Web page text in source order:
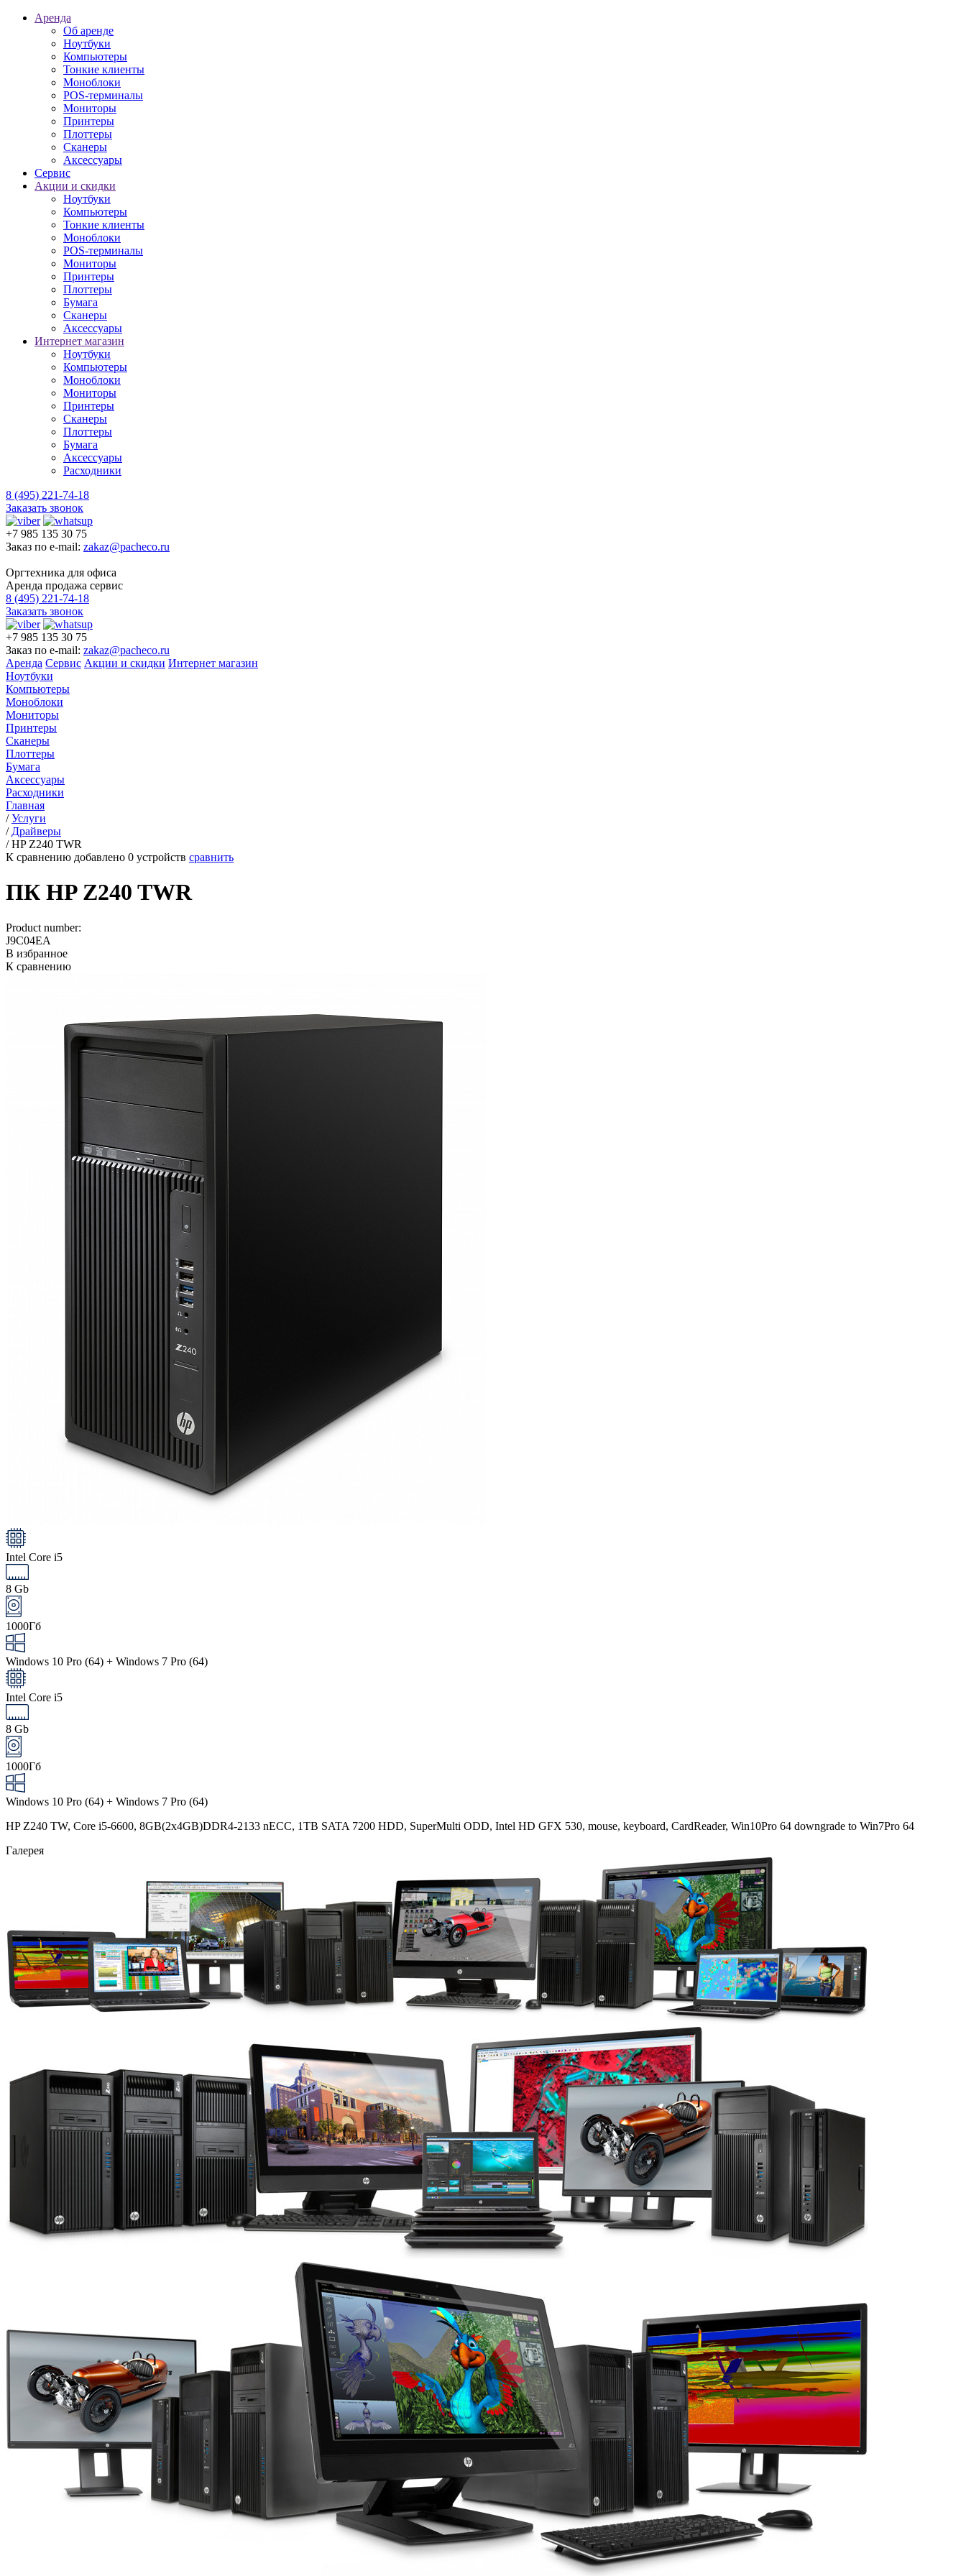
Аренда
Об аренде
Ноутбуки
Компьютеры
Тонкие клиенты
Моноблоки
POS-терминалы
Мониторы
Принтеры
Плоттеры
Сканеры
Аксессуары
Сервис
Акции и скидки
Ноутбуки
Компьютеры
Тонкие клиенты
Моноблоки
POS-терминалы
Мониторы
Принтеры
Плоттеры
Бумага
Сканеры
Аксессуары
Интернет магазин
Ноутбуки
Компьютеры
Моноблоки
Мониторы
Принтеры
Сканеры
Плоттеры
Бумага
Аксессуары
Расходники
8 (495) 221-74-18
Заказать звонок
+7 985 135 30 75
Заказ по e-mail: zakaz@pacheco.ru
Оргтехника для офиса
Аренда продажа сервис
8 (495) 221-74-18
Заказать звонок
+7 985 135 30 75
Заказ по e-mail: zakaz@pacheco.ru
Аренда Сервис Акции и скидки Интернет магазин
Ноутбуки
Компьютеры
Моноблоки
Мониторы
Принтеры
Сканеры
Плоттеры
Бумага
Аксессуары
Расходники
Главная
/Услуги
/ Драйверы
/HP Z240 TWR
К сравнению добавлено 0 устройств сравнить
ПК HP Z240 TWR
Product number:
J9C04EA
В избранное
К сравнению
Intel Core i5
8 Gb
1000Гб
Windows 10 Pro (64) + Windows 7 Pro (64)
Intel Core i5
8 Gb
1000Гб
Windows 10 Pro (64) + Windows 7 Pro (64)
HP Z240 TW, Core i5-6600, 8GB(2x4GB)DDR4-2133 nECC, 1TB SATA 7200 HDD, SuperMulti ODD, Intel HD GFX 530, mouse, keyboard, CardReader, Win10Pro 64 downgrade to Win7Pro 64
Галерея